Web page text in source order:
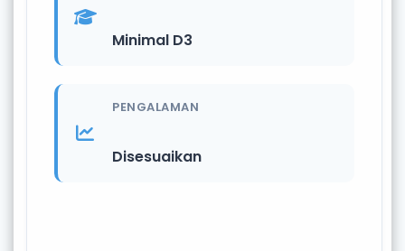
Minimal D3
PENGALAMAN
Disesuaikan